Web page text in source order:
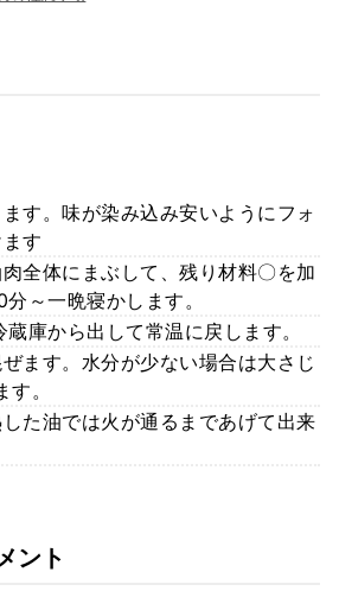
す。味が染み込み安いようにフォ
す
全体にまぶして、残り材料〇を加
～一晩寝かします。
庫から出して常温に戻します。
ます。水分が少ない場合は大さじ
。
油では火が通るまであげて出来
ント